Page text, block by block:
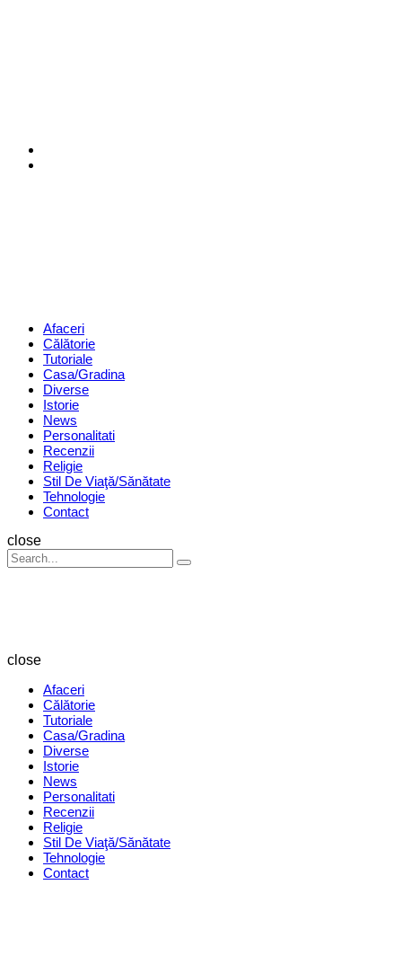
Menu Afaceri
Călătorie
Tutoriale
Casa/Gradina
Diverse
Istorie
News
Personalitati
Recenzii
Religie
Stil De Viaţă/Sănătate
Tehnologie
Contact
Search
close
Search
for:
Search
close
Afaceri
Călătorie
Tutoriale
Casa/Gradina
Diverse
Istorie
News
Personalitati
Recenzii
Religie
Stil De Viaţă/Sănătate
Tehnologie
Contact